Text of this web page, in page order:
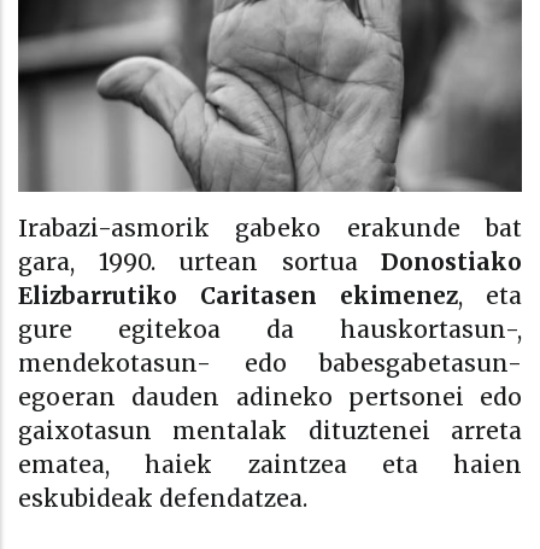
Irabazi-asmorik gabeko erakunde bat
gara, 1990. urtean sortua Donostiako
Elizbarrutiko Caritasen ekimenez, eta
gure egitekoa da hauskortasun-,
mendekotasun- edo babesgabetasun-
egoeran dauden adineko pertsonei edo
gaixotasun mentalak dituztenei arreta
ematea, haiek zaintzea eta haien
eskubideak defendatzea.